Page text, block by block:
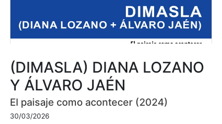
(DIMASLA) DIANA LOZANO
Y ÁLVARO JAÉN
El paisaje como acontecer (2024)
30/03/2026